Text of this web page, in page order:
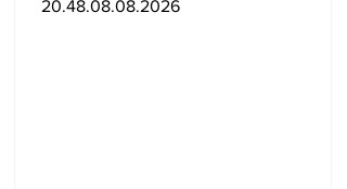
20.48.08.08.2026